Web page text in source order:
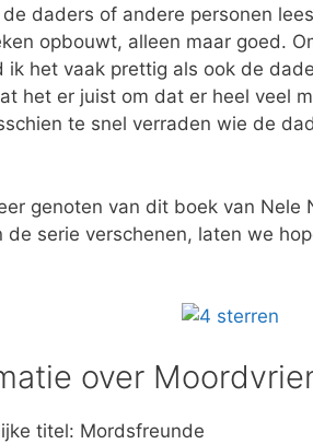
daders of andere personen
opbouwt, alleen maar goed.
ik het vaak prettig als ook de
het er juist om dat er heel veel
te snel verraden wie de
genoten van dit boek van Nele
de serie verschenen, laten we
over
titel: Mordsfreunde